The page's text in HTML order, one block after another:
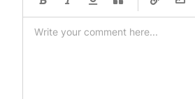
-
-
-